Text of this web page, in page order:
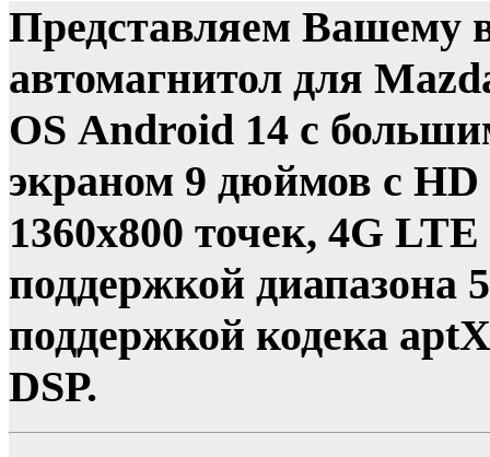
Представляем Вашему
автомагнитол для
OS Android 14 с
экраном 9 дюймов с
1360х800 точек, 4G
поддержкой диапазона
поддержкой кодека
DSP.